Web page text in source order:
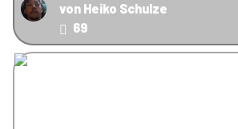
von Heiko Schulze
69